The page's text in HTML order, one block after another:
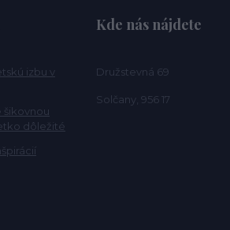
izbu v
šikovnou
dôležité
Kde nás nájdete
Družstevná 69
Solčany, 956 17